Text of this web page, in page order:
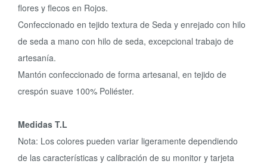
flores y flecos en Rojos.
Confeccionado en tejido textura de Seda y enrejado con hilo
de seda a mano con hilo de seda, excepcional trabajo de
artesanía.
Mantón confeccionado de forma artesanal, en tejido de
crespón suave 100% Poliéster.
Medidas T.L
Nota: Los colores pueden variar ligeramente dependiendo
de las características y calibración de su monitor y tarjeta